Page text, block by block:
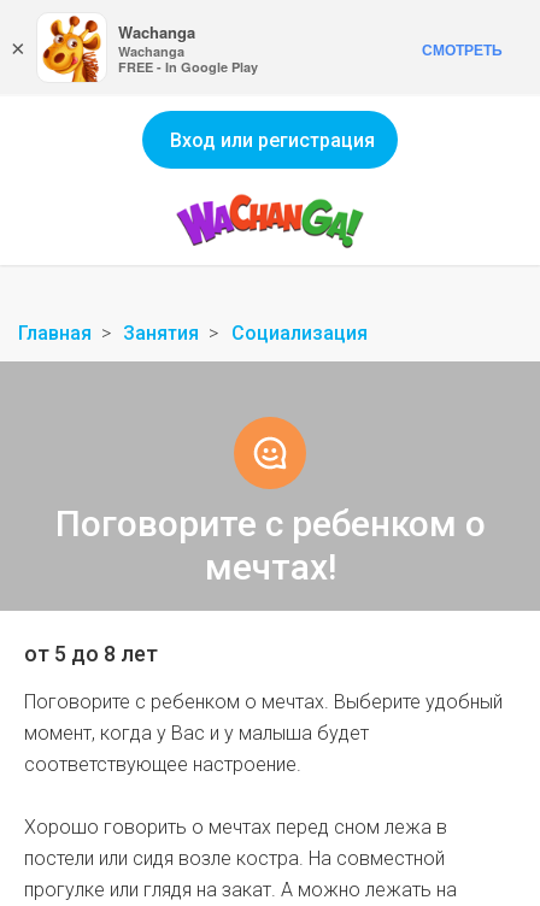
Вход или регистрация
Главная Занятия Социализация
Поговорите с ребенком о
мечтах!
от 5 до 8 лет
Поговорите с ребенком о мечтах. Выберите удобный
момент, когда у Вас и у малыша будет
соответствующее настроение.
Хорошо говорить о мечтах перед сном лежа в
постели или сидя возле костра. На совместной
прогулке или глядя на закат. А можно лежать на
×
Wachanga
Wachanga
FREE - In Google Play
СМОТРЕТЬ